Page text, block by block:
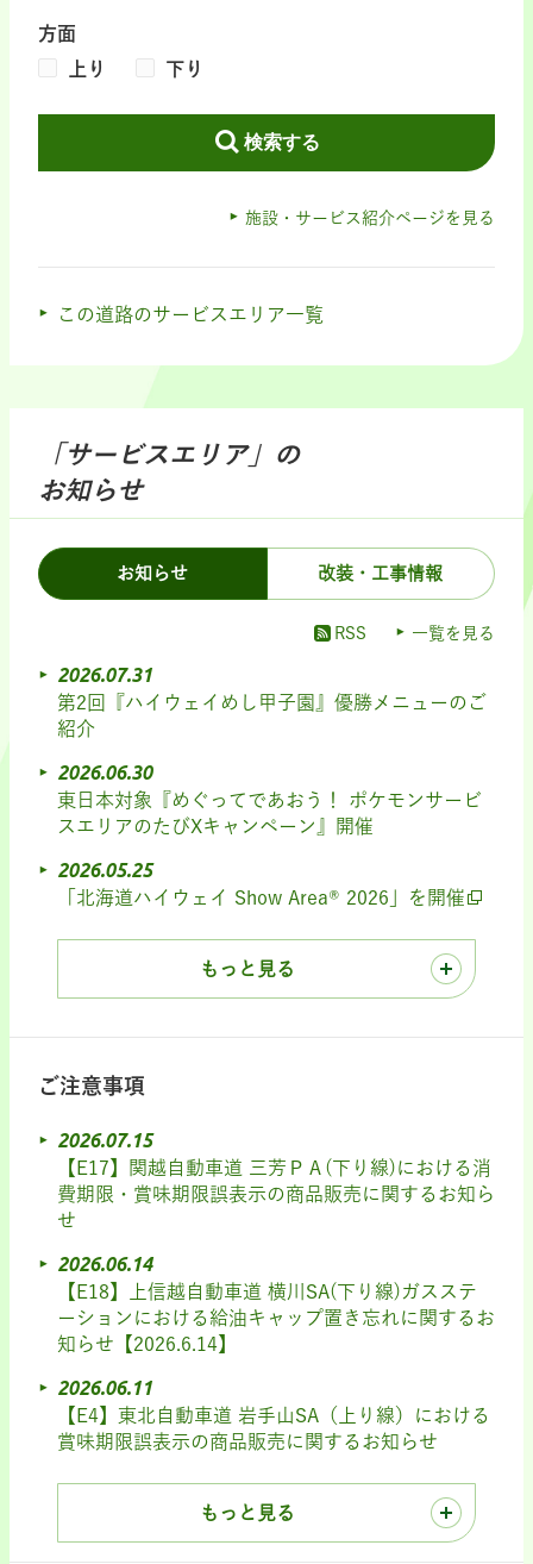
方面
上り
下り
検索する
施設・サービス紹介ページを見る
この道路のサービスエリア一覧
「サービスエリア」の
お知らせ
お知らせ 改装・工事情報
RSS 一覧を見る
2026.07.31
第2回『ハイウェイめし甲子園』優勝メニューのご
紹介
2026.06.30
東日本対象『めぐってであおう！ ポケモンサービ
スエリアのたびXキャンペーン』開催
2026.05.25
「北海道ハイウェイ Show Area® 2026」を開催
もっと見る
ご注意事項
2026.07.15
【E17】関越自動車道 三芳ＰＡ(下り線)における消
費期限・賞味期限誤表示の商品販売に関するお知ら
せ
2026.06.14
【E18】上信越自動車道 横川SA(下り線)ガスステ
ーションにおける給油キャップ置き忘れに関するお
知らせ【2026.6.14】
2026.06.11
【E4】東北自動車道 岩手山SA（上り線）における
賞味期限誤表示の商品販売に関するお知らせ
もっと見る